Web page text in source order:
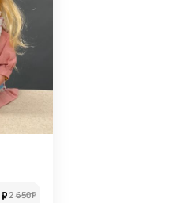
₽2 650₽